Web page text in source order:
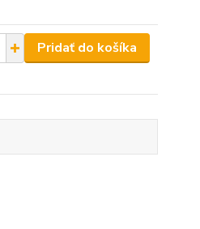
Pridať do košíka